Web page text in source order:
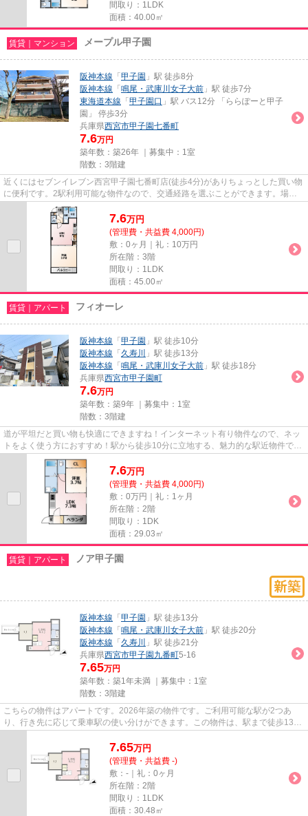
間取り：1LDK
面積：40.00㎡
賃貸｜マンション メープル甲子園
阪神本線 「 甲子園 」駅 徒歩8分
阪神本線 「 鳴尾・武庫川女子大前 」駅 徒歩7分
東海道本線 「 甲子園口 」駅 バス12分 「ららぽーと甲子
園」 停歩3分
兵庫県西宮市甲子園七番町
7.6万円
築年数：築26年 ｜募集中： 1室
階数：3階建
近くにはセブンイレブン西宮甲子園七番町店(徒歩4分)がありちょっとした買い物
に便利です。2駅利用可能な物件なので、交通経路を選ぶことができます。場所
が平坦なのは、ランニングを...
7.6万円
(管理費・共益費 4,000円)
敷：0ヶ月｜礼：10万円
所在階：3階
間取り：1LDK
面積：45.00㎡
賃貸｜アパート フィオーレ
阪神本線 「 甲子園 」駅 徒歩10分
阪神本線 「 久寿川
」駅 徒歩13分
阪神本線 「 鳴尾・武庫川女子大前 」駅 徒歩18分
兵庫県西宮市甲子園町
7.6万円
築年数：築9年 ｜募集中： 1室
階数：3階建
道が平坦だと買い物も快適にできますね！インターネット有り物件なので、ネッ
トをよく使う方におすすめ！駅から徒歩10分に立地する、魅力的な駅近物件で
す！当社イチオシの物件の「フ...
7.6万円
(管理費・共益費 4,000円)
敷：0万円｜礼：1ヶ月
所在階：2階
間取り：1DK
面積：29.03㎡
賃貸｜アパート ノア甲子園
阪神本線 「 甲子園 」駅 徒歩13分
阪神本線 「 鳴尾・武庫川女子大前 」駅 徒歩20分
阪神本線 「 久寿川
」駅 徒歩21分
兵庫県西宮市甲子園九番町5-16
7.65万円
築年数：築1年未満 ｜募集中： 1室
階数：3階建
こちらの物件はアパートです。2026年築の物件です。ご利用可能な駅が2つあ
り、行き先に応じて乗車駅の使い分けができます。この物件は、駅まで徒歩13分
7.65万円
(管理費・共益費 -)
敷：-｜礼：0ヶ月
所在階：2階
間取り：1LDK
面積：30.48㎡